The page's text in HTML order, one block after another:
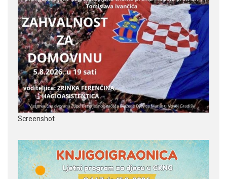
Screenshot